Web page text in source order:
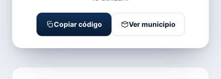
Copiar código Ver municipio